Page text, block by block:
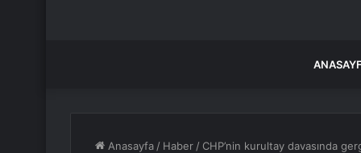
Anasayfa / Haber / CHP’nin kurultay davasında